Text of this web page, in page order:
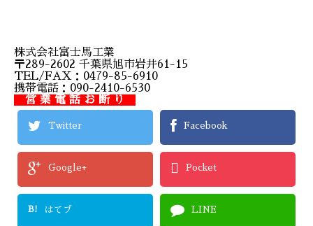
株式会社富士馬工業
〒289-2602 千葉県旭市岩井61-15
TEL/FAX：0479-85-6910
携帯電話：090-2410-6530
営 業 電 話 お 断 り
Twitter Facebook
Google+ Pocket
B! はてブ LINE